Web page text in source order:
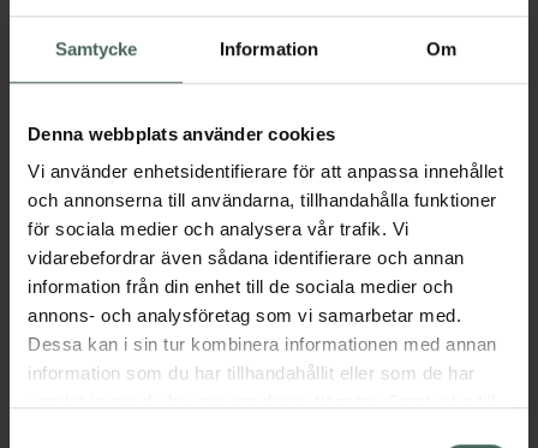
Samtycke Information Om
Denna webbplats använder cookies
Vi använder enhetsidentifierare för att anpassa innehållet
och annonserna till användarna, tillhandahålla funktioner
för sociala medier och analysera vår trafik. Vi
vidarebefordrar även sådana identifierare och annan
information från din enhet till de sociala medier och
annons- och analysföretag som vi samarbetar med.
Dessa kan i sin tur kombinera informationen med annan
information som du har tillhandahållit eller som de har
Pris online
Beskrivning Dölj
Nagelfil och poleringsfil i ett,
220/600/1000/3000 grit. För naturliga
naglar och konstnaglar. Ger rätt längd och
blanka naglar i fyra steg. Tillverkad av